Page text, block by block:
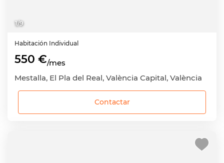
1/9
Habitación Individual
550 €/mes
Mestalla, El Pla del Real, València Capital, València
Contactar